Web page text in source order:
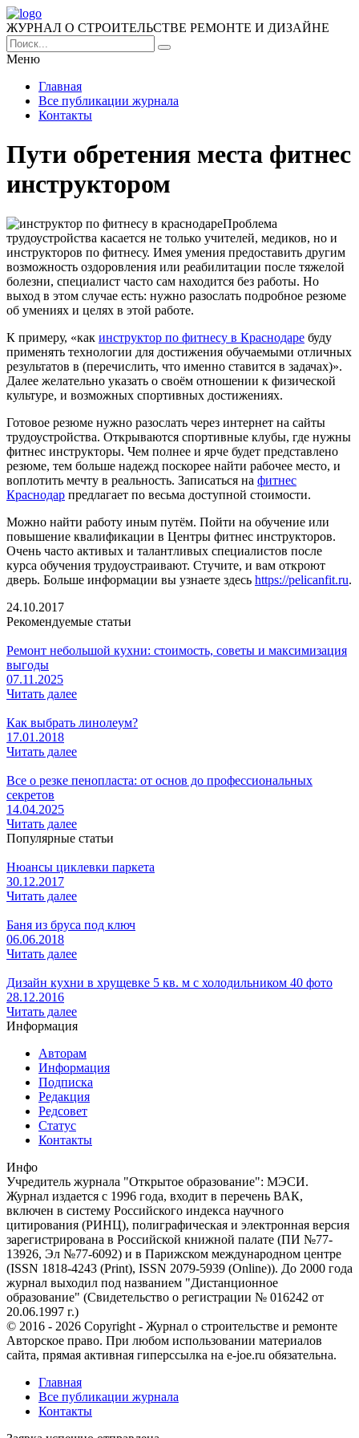
ЖУРНАЛ О СТРОИТЕЛЬСТВЕ РЕМОНТЕ И ДИЗАЙНЕ
Меню
Главная
Все публикации журнала
Контакты
Пути обретения места фитнес
инструктором
Проблема
трудоустройства касается не только учителей, медиков, но и
инструкторов по фитнесу. Имея умения предоставить другим
возможность оздоровления или реабилитации после тяжелой
болезни, специалист часто сам находится без работы. Но
выход в этом случае есть: нужно разослать подробное резюме
об умениях и целях в этой работе.
К примеру, «как инструктор по фитнесу в Краснодаре буду
применять технологии для достижения обучаемыми отличных
результатов в (перечислить, что именно ставится в задачах)».
Далее желательно указать о своём отношении к физической
культуре, и возможных спортивных достижениях.
Готовое резюме нужно разослать через интернет на сайты
трудоустройства. Открываются спортивные клубы, где нужны
фитнес инструкторы. Чем полнее и ярче будет представлено
резюме, тем больше надежд поскорее найти рабочее место, и
воплотить мечту в реальность. Записаться на фитнес
Краснодар предлагает по весьма доступной стоимости.
Можно найти работу иным путём. Пойти на обучение или
повышение квалификации в Центры фитнес инструкторов.
Очень часто активых и талантливых специалистов после
курса обучения трудоустраивают. Стучите, и вам откроют
дверь. Больше информации вы узнаете здесь https://pelicanfit.ru.
24.10.2017
Рекомендуемые статьи
Ремонт небольшой кухни: стоимость, советы и максимизация
выгоды
07.11.2025
Читать далее
Как выбрать линолеум?
17.01.2018
Читать далее
Все о резке пенопласта: от основ до профессиональных
секретов
14.04.2025
Читать далее
Популярные статьи
Нюансы циклевки паркета
30.12.2017
Читать далее
Баня из бруса под ключ
06.06.2018
Читать далее
Дизайн кухни в хрущевке 5 кв. м с холодильником 40 фото
28.12.2016
Читать далее
Информация
Авторам
Информация
Подписка
Редакция
Редсовет
Статус
Контакты
Инфо
Учредитель журнала "Открытое образование": МЭСИ.
Журнал издается с 1996 года, входит в перечень ВАК,
включен в систему Российского индекса научного
цитирования (РИНЦ), полиграфическая и электронная версия
зарегистрирована в Российской книжной палате (ПИ №77-
13926, Эл №77-6092) и в Парижском международном центре
(ISSN 1818-4243 (Print), ISSN 2079-5939 (Online)). До 2000 года
журнал выходил под названием "Дистанционное
образование" (Свидетельство о регистрации № 016242 от
20.06.1997 г.)
© 2016 - 2026 Copyright - Журнал о строительстве и ремонте
Авторское право. При любом использовании материалов
сайта, прямая активная гиперссылка на e-joe.ru обязательна.
Главная
Все публикации журнала
Контакты